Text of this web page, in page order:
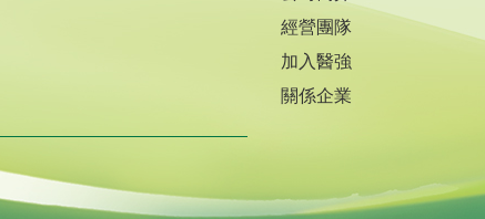
經營團隊
加入醫強
關係企業